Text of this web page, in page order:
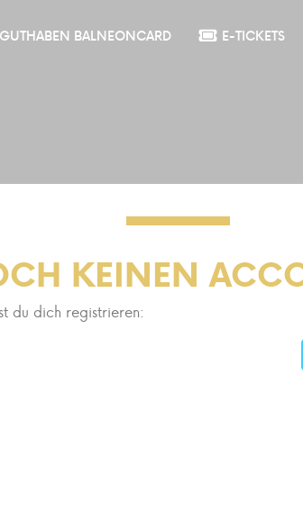
GUTHABEN BALNEONCARD E-TICKETS
KEINEN
du dich registrieren: